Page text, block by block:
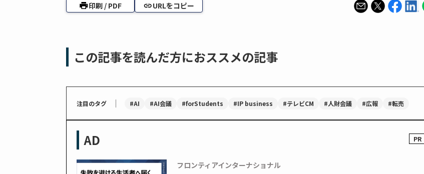
印刷 / PDF URLをコピー
この記事を読んだ方におススメの記事
注目のタグ ｜ #AI #AI会議 #forStudents #IP business #テレビCM #人財会議 #広報 #転売
AD
フロンティアインターナショナル